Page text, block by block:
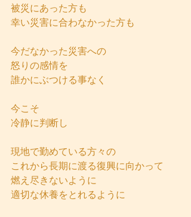
被災にあった方も
幸い災害に合わなかった方も
今だなかった災害への
怒りの感情を
誰かにぶつける事なく
今こそ
冷静に判断し
現地で勤めている方々の
これから長期に渡る復興に向かって
燃え尽きないように
適切な休養をとれるように